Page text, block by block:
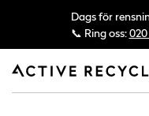
Dags för
📞 Ring oss:020